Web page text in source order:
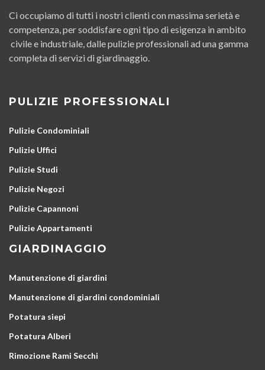
Ci occupiamo di tutti i nostri clienti con massima serietà e
competenza, per soddisfare ogni tipo di esigenza in ambito
civile e industriale, dalle pulizie professionali ad una gamma
completa di servizi di giardinaggio.
PULIZIE PROFESSIONALI
Pulizie Condominiali
Pulizie Uffici
Pulizie Studi
Pulizie Negozi
Pulizie Capannoni
Pulizie Appartamenti
GIARDINAGGIO
Manutenzione di giardini
Manutenzione di giardini condominiali
Potatura siepi
Potatura Alberi
Rimozione Rami Secchi